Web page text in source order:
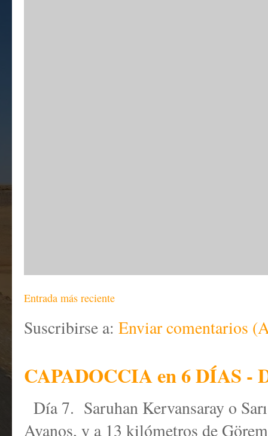
Entrada más reciente
Suscribirse a: Enviar comentarios
CAPADOCCIA en 6 DÍAS -
Día 7. Saruhan Kervansaray o
Avanos, y a 13 kilómetros de